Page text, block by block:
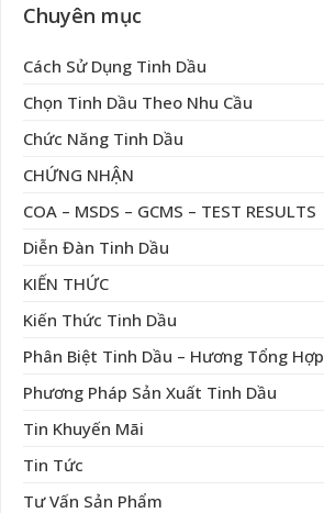
Chuyên mục
Cách Sử Dụng Tinh Dầu
Chọn Tinh Dầu Theo Nhu Cầu
Chức Năng Tinh Dầu
CHỨNG NHẬN
COA – MSDS – GCMS – TEST RESULTS
Diễn Đàn Tinh Dầu
KIẾN THỨC
Kiến Thức Tinh Dầu
Phân Biệt Tinh Dầu – Hương Tổng Hợp
Phương Pháp Sản Xuất Tinh Dầu
Tin Khuyến Mãi
Tin Tức
Tư Vấn Sản Phẩm